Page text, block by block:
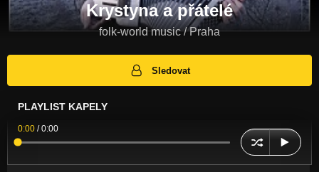
Krystyna a přátelé
folk-world music / Praha
Sledovat
PLAYLIST KAPELY
0:00 /0:00